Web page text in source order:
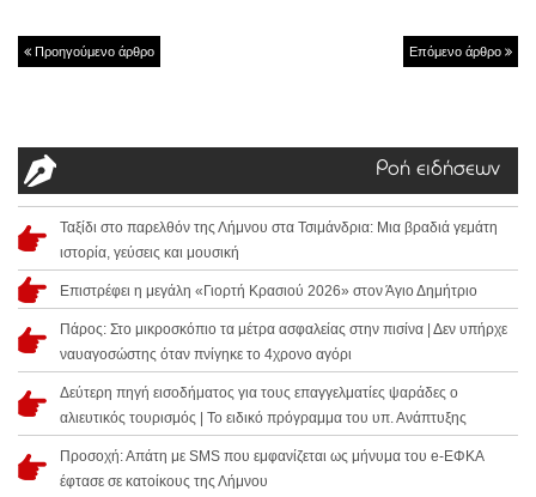
Προηγούμενο άρθρο Επόμενο άρθρο
Ροή ειδήσεων
Ταξίδι στο παρελθόν της Λήμνου στα Τσιμάνδρια: Μια βραδιά γεμάτη
ιστορία, γεύσεις και μουσική
Επιστρέφει η μεγάλη «Γιορτή Κρασιού 2026» στον Άγιο Δημήτριο
Πάρος: Στο μικροσκόπιο τα μέτρα ασφαλείας στην πισίνα | Δεν υπήρχε
ναυαγοσώστης όταν πνίγηκε το 4χρονο αγόρι
Δεύτερη πηγή εισοδήματος για τους επαγγελματίες ψαράδες ο
αλιευτικός τουρισμός | Το ειδικό πρόγραμμα του υπ. Ανάπτυξης
Προσοχή: Απάτη με SMS που εμφανίζεται ως μήνυμα του e-ΕΦΚΑ
έφτασε σε κατοίκους της Λήμνου